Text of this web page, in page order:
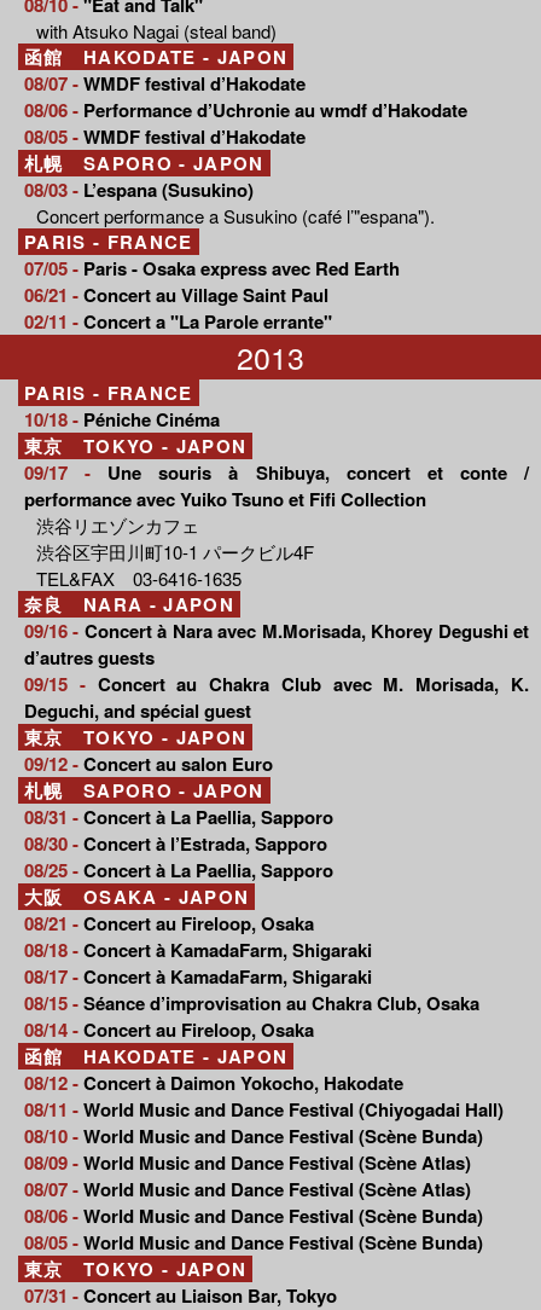
with Atsuko Nagai (steal band)
函館 HAKODATE - JAPON
08/07 -WMDF festival d’Hakodate
08/06 - Performance d’Uchronie au wmdf d’Hakodate
08/05 -WMDF festival d’Hakodate
札幌 SAPORO - JAPON
08/03 - L’espana (Susukino)
Concert performance a Susukino (café l’"espana").
PARIS - FRANCE
07/05 - Paris - Osaka express avec Red Earth
06/21 -Concert au Village Saint Paul
02/11 -Concert a "La Parole errante"
2013
PARIS - FRANCE
10/18 - Péniche Cinéma
東京 TOKYO - JAPON
09/17 - Une souris à Shibuya, concert et conte /
performance avec Yuiko Tsuno et Fifi Collection
渋谷リエゾンカフェ
渋谷区宇田川町10-1 パークビル4F
TEL&FAX 03-6416-1635
奈良 NARA - JAPON
09/16 - Concert à Nara avec M.Morisada, Khorey Degushi et
d’autres guests
09/15 - Concert au Chakra Club avec M. Morisada, K.
Deguchi, and spécial guest
東京 TOKYO - JAPON
09/12 -Concert au salon Euro
札幌 SAPORO - JAPON
08/31 -Concert à La Paellia, Sapporo
08/30 -Concert à l’Estrada, Sapporo
08/25 -Concert à La Paellia, Sapporo
大阪 OSAKA - JAPON
08/21 -Concert au Fireloop, Osaka
08/18 -Concert à KamadaFarm, Shigaraki
08/17 -Concert à KamadaFarm, Shigaraki
08/15 -Séance d’improvisation au Chakra Club, Osaka
08/14 -Concert au Fireloop, Osaka
函館 HAKODATE - JAPON
08/12 -Concert à Daimon Yokocho, Hakodate
08/11 -World Music and Dance Festival (Chiyogadai Hall)
08/10 -World Music and Dance Festival (Scène Bunda)
08/09 -World Music and Dance Festival (Scène Atlas)
08/07 -World Music and Dance Festival (Scène Atlas)
08/06 -World Music and Dance Festival (Scène Bunda)
08/05 -World Music and Dance Festival (Scène Bunda)
東京 TOKYO - JAPON
07/31 -Concert au Liaison Bar, Tokyo